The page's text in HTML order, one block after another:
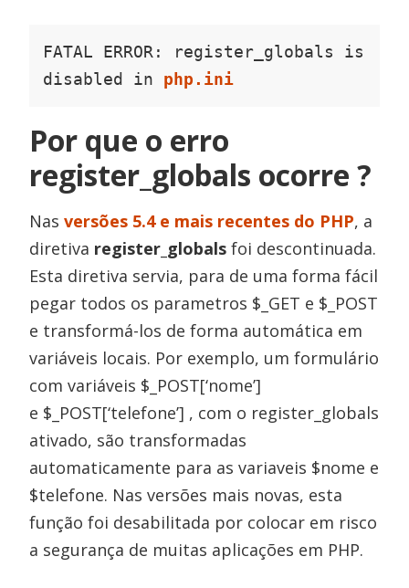
FATAL ERROR: register_globals is
disabled in php.ini
Por que o erro
register_globals ocorre ?
Nasversões 5.4 e mais recentes do PHP, a
diretiva register_globals foi descontinuada.
Esta diretiva servia, para de uma forma fácil
pegar todos os parametros $_GET e $_POST
e transformá-los de forma automática em
variáveis locais. Por exemplo, um formulário
com variáveis $_POST[‘nome’]
e $_POST[‘telefone’] , com o register_globals
ativado, são transformadas
automaticamente para as variaveis $nome e
$telefone. Nas versões mais novas, esta
função foi desabilitada por colocar em risco
a segurança de muitas aplicações em PHP.